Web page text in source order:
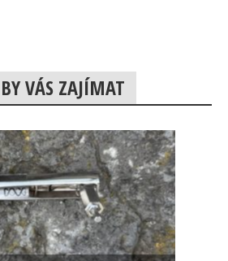
VÁS ZAJÍMAT